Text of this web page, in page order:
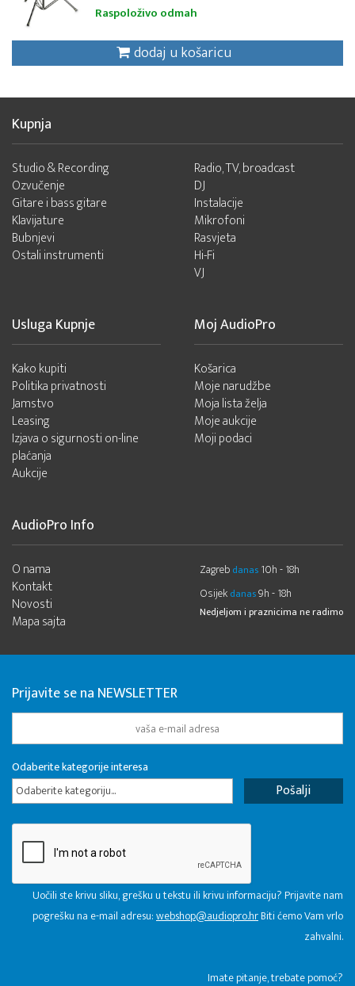
Raspoloživo odmah
dodaj u košaricu
Kupnja
Studio & Recording
Ozvučenje
Gitare i bass gitare
Klavijature
Bubnjevi
Ostali instrumenti
Radio, TV, broadcast
DJ
Instalacije
Mikrofoni
Rasvjeta
Hi-Fi
VJ
Usluga Kupnje
Kako kupiti
Politika privatnosti
Jamstvo
Leasing
Izjava o sigurnosti on-line
plaćanja
Aukcije
Moj AudioPro
Košarica
Moje narudžbe
Moja lista želja
Moje aukcije
Moji podaci
AudioPro Info
O nama
Kontakt
Novosti
Mapa sajta
Zagreb danas 10h - 18h
Osijek danas9h - 18h
Nedjeljom i praznicima ne radimo
Prijavite se na NEWSLETTER
Odaberite kategorije interesa
Odaberite kategoriju...
Uočili ste krivu sliku, grešku u tekstu ili krivu informaciju? Prijavite nam
pogrešku na e-mail adresu:webshop@audiopro.hrBiti ćemo Vam vrlo
zahvalni.
​Imate pitanje, trebate pomoć?